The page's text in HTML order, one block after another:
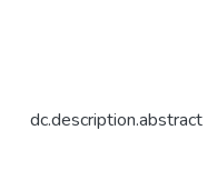
dc.description.abstract